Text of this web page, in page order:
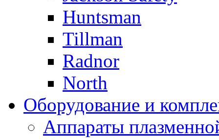
Huntsman
Tillman
Radnor
North
Оборудование и
Аппараты